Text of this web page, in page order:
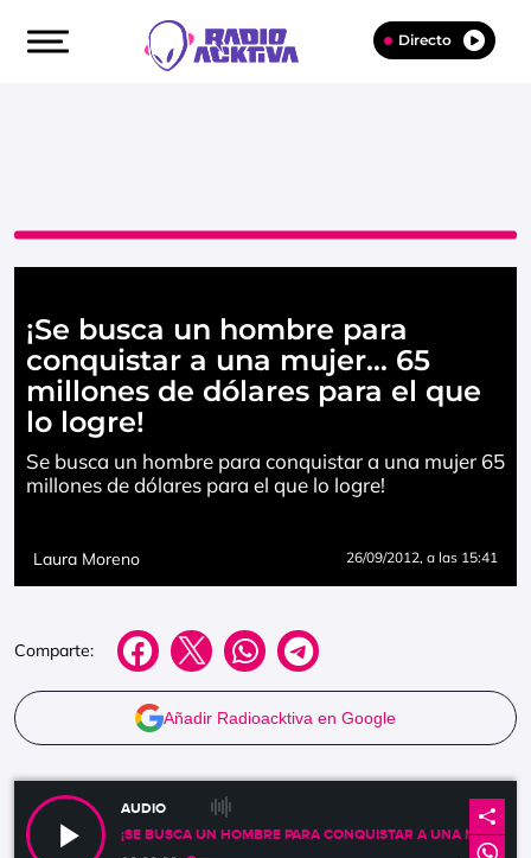
Directo
¡Se busca un hombre para
conquistar a una mujer… 65
millones de dólares para el que
lo logre!
Se busca un hombre para conquistar a una mujer 65
millones de dólares para el que lo logre!
Laura Moreno 26/09/2012, a las 15:41
Comparte:
Añadir Radioacktiva en Google
AUDIO
¡SE BUSCA UN HOMBRE PARA CONQUISTAR A UNA MUJER…